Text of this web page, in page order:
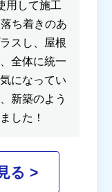
用して施工
ち着きのあ
スし、屋根
全体に統一
になってい
新築のよう
した！
る >